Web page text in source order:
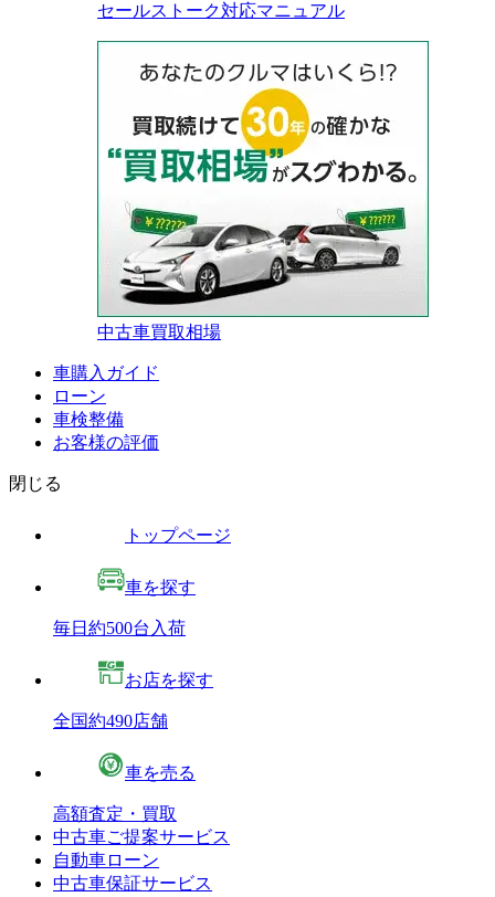
セールストーク対応マニュアル
中古車買取相場
車購入ガイド
ローン
車検整備
お客様の評価
閉じる
トップページ
車を探す
毎日約500台入荷
お店を探す
全国約490店舗
車を売る
高額査定・買取
中古車ご提案サービス
自動車ローン
中古車保証サービス